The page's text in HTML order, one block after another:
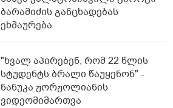
ბარამიძის განცხადებას
ეხმაურება
"ხვალ აპირებენ, რომ 22 წლის
სტუდენტს ბრალი წაუყენონ" -
ნანუკა ჟორჟოლიანის
ვიდეომიმართვა